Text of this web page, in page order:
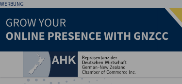
WERBUNG